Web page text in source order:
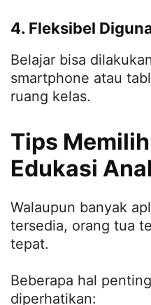
4. Fleksibel
Belajar bisa
smartphone atau
ruang kelas.
Tips
Edukasi
Walaupun banyak
tersedia, orang tua
tepat.
Beberapa hal
diperhatikan: